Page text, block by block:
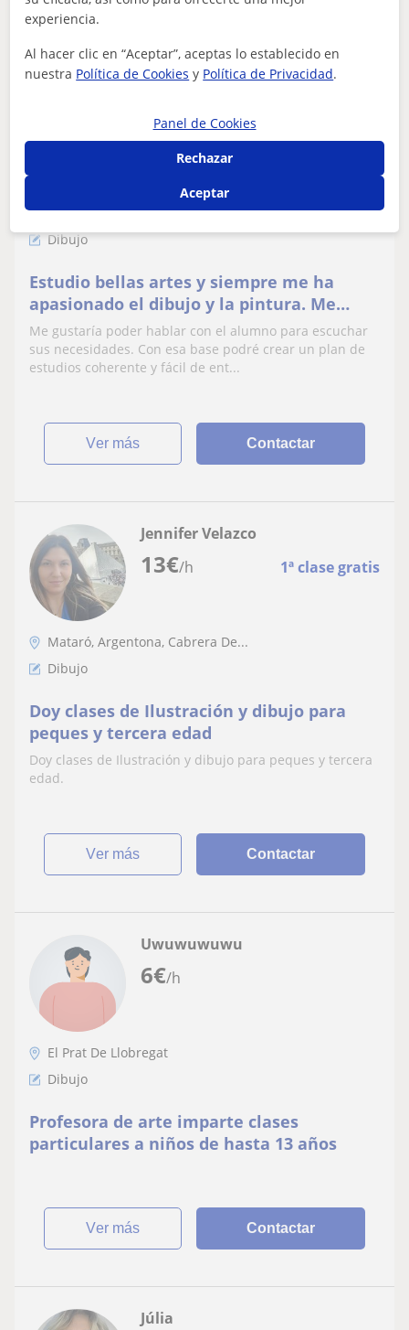
13€/h
Vilassar De Mar
Dibujo
Estudio bellas artes y siempre me ha
apasionado el dibujo y la pintura. Me
gustaría enseñar a otros lo que he podido
aprender en y
Me gustaría poder hablar con el alumno para escuchar
sus necesidades. Con esa base podré crear un plan de
estudios coherente y fácil de ent...
ver más Contactar
13€/h 1ª clase gratis
Jennifer Velazco
Mataró, Argentona, Cabrera De...
Dibujo
Doy clases de Ilustración y dibujo para
peques y tercera edad
Doy clases de Ilustración y dibujo para peques y tercera
edad.
ver más Contactar
6€/h
Uwuwuwuwu
El Prat De Llobregat
Dibujo
Profesora de arte imparte clases
particulares a niños de hasta 13 años
ver más Contactar
Júlia
experiencia.
Al hacer clic en “Aceptar”, aceptas lo establecido en
nuestra Política de Cookies y Política de Privacidad.
Panel de Cookies
Rechazar
Aceptar